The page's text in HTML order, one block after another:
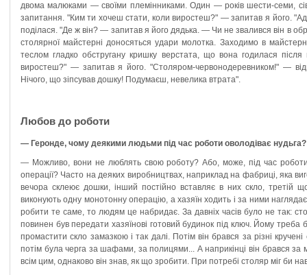
двома малюками — своїми племінниками. Один — років шести-семи,
запитання. "Ким ти хочеш стати, коли виростеш?" — запитав я його.
поділася. "Де ж він? — запитав я його дядька. — Чи не звалився він в
столярної майстерні доносяться удари молотка. Заходимо в
теслом гладко обстругану кришку верстата, що вона годилася
виростеш?" — запитав я його. "Столяром-червонодеревником!" —
Нічого, що зіпсував дошку! Подумаєш, невелика втрата".
Любов до роботи
— Геронде, чому деякими людьми під час роботи оволодіває нудьга?
— Можливо, вони не люблять свою роботу? Або, може, під час роботи
операції? Часто на деяких виробництвах, наприклад на фабриці, яка
вечора склеює дошки, інший постійно вставляє в них скло, третій
виконують одну монотонну операцію, а хазяїн ходить і за ними
робити те саме, то людям це набридає. За давніх часів було не так:
повинен був передати хазяїнові готовий будинок під ключ. Йому треба
промастити скло замазкою і так далі. Потім він брався за різні
потім була черга за шафами, за полицями... А наприкінці він брався за
всім цим, однаково він знав, як що зробити. При потребі столяр міг би